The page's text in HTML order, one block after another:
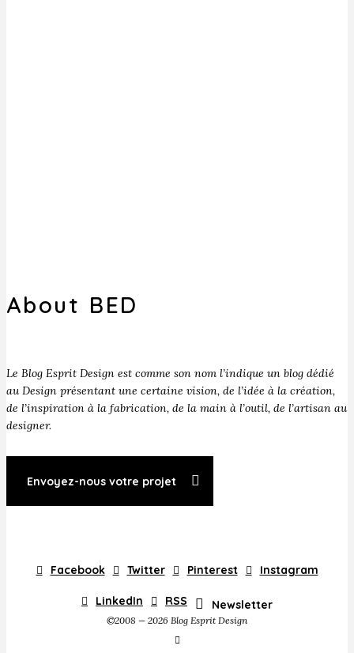
About BED
Le Blog Esprit Design est comme son nom l’indique un blog dédié
au Design présentant une certaine vision, de l’idée à la création,
de l’inspiration à la fabrication, de la main à l’outil, de l’artisan au
designer.
Envoyez-nous votre projet
Facebook Twitter Pinterest Instagram
LinkedIn RSS Newsletter
©2008 — 2026 Blog Esprit Design